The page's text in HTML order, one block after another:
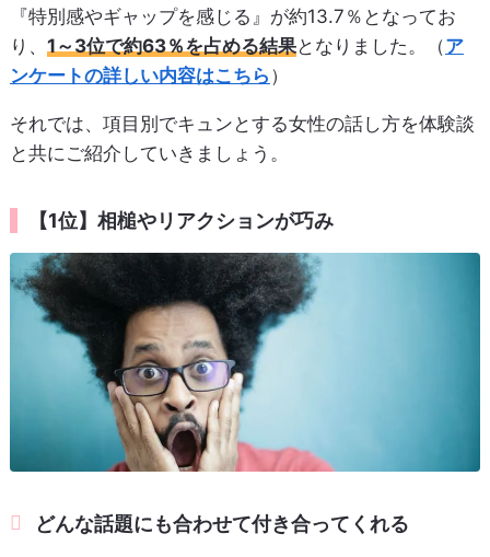
『特別感やギャップを感じる』が約13.7％となってお
り、 1～3位で約63％を占める結果となりました。（ア
ンケートの詳しい内容はこちら ）
それでは、項目別でキュンとする女性の話し方を体験談
と共にご紹介していきましょう。
【1位】相槌やリアクションが巧み
どんな話題にも合わせて付き合ってくれる